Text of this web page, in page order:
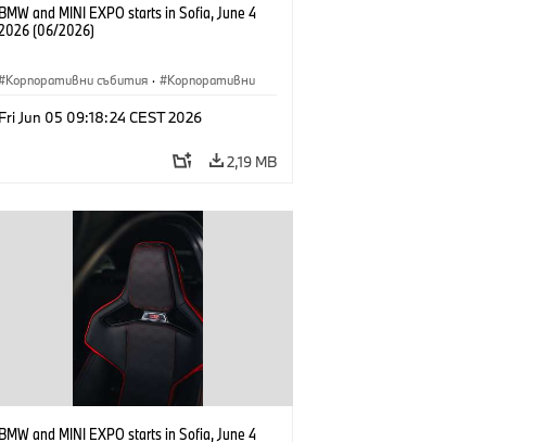
BMW and MINI EXPO starts in Sofia, June 4
(06/2026)
Корпоративни събития · Корпоративни
Fri Jun 05 09:18:24 CEST 2026
2,19 MB
BMW and MINI EXPO starts in Sofia, June 4